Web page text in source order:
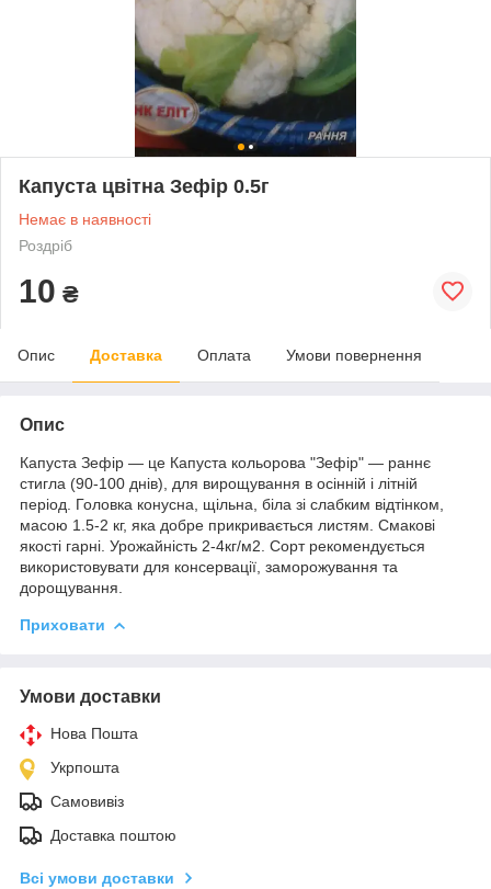
Капуста цвітна Зефір 0.5г
Немає в наявності
Роздріб
10 ₴
Опис Доставка Оплата Умови повернення
Опис
Капуста Зефір — це Капуста кольорова "Зефір" — раннє
стигла (90-100 днів), для вирощування в осінній і літній
період. Головка конусна, щільна, біла зі слабким відтінком,
масою 1.5-2 кг, яка добре прикривається листям. Смакові
якості гарні. Урожайність 2-4кг/м2. Сорт рекомендується
використовувати для консервації, заморожування та
дорощування.
Приховати
Умови доставки
Нова Пошта
Укрпошта
Самовивіз
Доставка поштою
Всі умови доставки